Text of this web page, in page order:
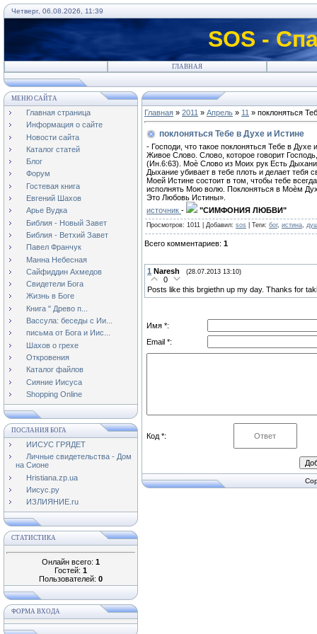
Четверг, 06.08.2026, 11:39
SOS -
ГЛАВНАЯ
МЕНЮ САЙТА
Главная страница
Информация о сайте
Новости сайта
Каталог статей
Блог
Форум
Гостевая книга
Евгений Шахов
Арье Вудка
Библия - Новый Завет
Библия - Ветхий Завет
Павел Франчук
Манна Небесная
Сайфиддин Ахмедов
Свидетели Бога
Жизнь в Боге
Книга " Древо п...
Вассула: беседы с Ии...
письма от Бога и Иис...
Шахов о грехе
Откровения
Каталог файлов
Сияние Иисуса
Shopping Online
ПОСЛАНИЯ БОГА
ИИСУС ГРЯДЕТ
Личные свидетельства - Дом
на Сионе
Hristiana.zp.ua
Иисус.ру
ИЗЛИЯНИЕ.ru
СТАТИСТИКА
Онлайн всего: 1
Гостей: 1
Пользователей: 0
ФОРМА ВХОДА
Главная » 2011 » Апрель » 11 » поклоняться
поклоняться Тебе в Духе и Истине
- Господи, что такое поклоняться Тебе в
Живое Слово. Слово, которое говорит
(Ин.6:63). Моѐ Слово из Моих рук Есть
Дыхание убивает в тебе плоть и делает
Моей Истине состоит в том, чтобы тебе
исполнять Мою волю. Поклоняться в Моѐм
Это Любовь Истины».
источник - "СИМФОНИЯ ЛЮБВИ"
Просмотров: 1011 | Добавил: sos Теги: бог, истина,
Всего комментариев: 1
1 Naresh (28.07.2013 13:10)
0
Posts like this brgiethn up my day. Thanks for
Имя *:
Email *:
Код *: